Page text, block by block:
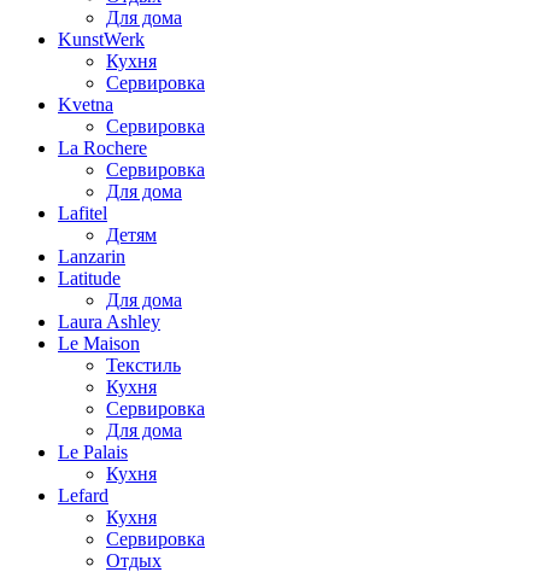
Для дома
KunstWerk
Кухня
Сервировка
Kvetna
Сервировка
La Rochere
Сервировка
Для дома
Lafitel
Детям
Lanzarin
Latitude
Для дома
Laura Ashley
Le Maison
Текстиль
Кухня
Сервировка
Для дома
Le Palais
Кухня
Lefard
Кухня
Сервировка
Отдых